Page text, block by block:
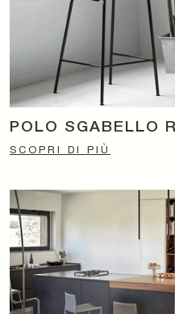
POLO SGABELLO
SCOPRI DI PIÙ